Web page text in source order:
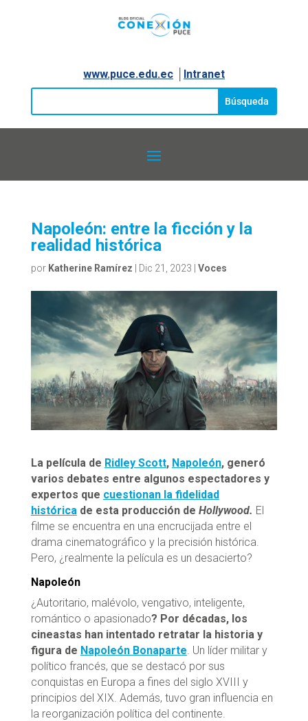
www.puce.edu.ec│ Intranet
Napoleón: entre la ficción y la
realidad histórica
por Katherine Ramírez Dic 21, 2023 Voces
La película de Ridley Scott, Napoleón, generó
varios debates entre algunos espectadores y
expertos que cuestionan la fidelidad
históricade esta producción de Hollywood. El
filme se encuentra en una encrucijada entre el
drama cinematográfico y la precisión histórica.
Pero, ¿realmente la película es un desacierto?
Napoleón
¿Autoritario, malévolo, vengativo, inteligente,
romántico o apasionado? Por décadas, los
cineastas han intentado retratar la historia y
figura de Napoleón Bonaparte. Un líder militar y
político francés, que se destacó por sus
conquistas en Europa a fines del siglo XVIII y
principios del XIX. Además, tuvo gran influencia en
la reorganización política del continente.